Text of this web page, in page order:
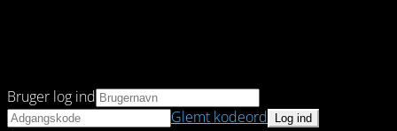
Bruger log ind
Glemt kodeord